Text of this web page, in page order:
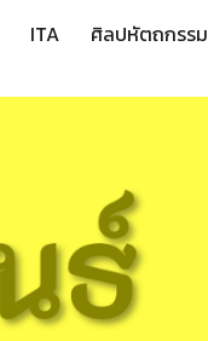
ITA ศิลปหัตถกรรม